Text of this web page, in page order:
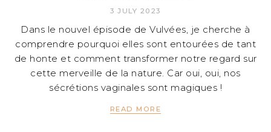
3 JULY 2023
Dans le nouvel épisode de Vulvées, je cherche à
comprendre pourquoi elles sont entourées de tant
de honte et comment transformer notre regard sur
cette merveille de la nature. Car oui, oui, nos
sécrétions vaginales sont magiques !
READ MORE